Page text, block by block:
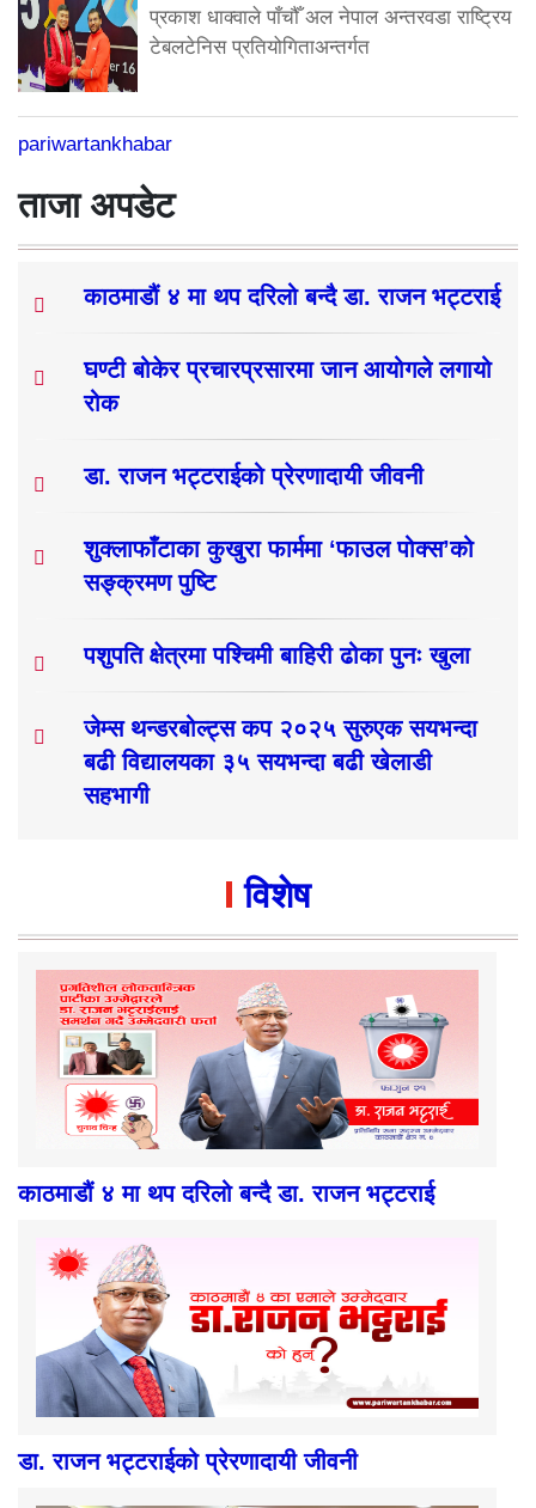
प्रकाश धाक्वाले पाँचौँ अल नेपाल अन्तरवडा राष्ट्रिय
टेबलटेनिस प्रतियोगिताअन्तर्गत
pariwartankhabar
ताजा अपडेट
काठमाडौं ४ मा थप दरिलो बन्दै डा. राजन भट्टराई
घण्टी बोकेर प्रचारप्रसारमा जान आयोगले लगायो
रोक
डा. राजन भट्टराईको प्रेरणादायी जीवनी
शुक्लाफाँटाका कुखुरा फार्ममा ‘फाउल पोक्स’को
सङ्क्रमण पुष्टि
पशुपति क्षेत्रमा पश्चिमी बाहिरी ढोका पुनः खुला
जेम्स थन्डरबोल्ट्स कप २०२५ सुरुएक सयभन्दा
बढी विद्यालयका ३५ सयभन्दा बढी खेलाडी
सहभागी
विशेष
काठमाडौं ४ मा थप दरिलो बन्दै डा. राजन भट्टराई
डा. राजन भट्टराईको प्रेरणादायी जीवनी